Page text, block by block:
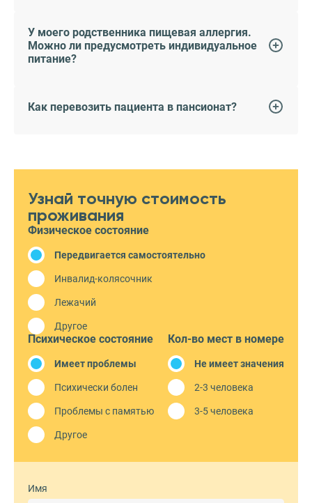
У моего родственника пищевая аллергия.
Можно ли предусмотреть индивидуальное
питание?
Как перевозить пациента в пансионат?
Узнай точную стоимость
проживания
Физическое состояние
Передвигается самостоятельно
Инвалид-колясочник
Лежачий
Другое
Психическое состояние
Имеет проблемы
Психически болен
Проблемы с памятью
Другое
Кол-во мест в номере
Не имеет значения
2-3 человека
3-5 человека
Имя